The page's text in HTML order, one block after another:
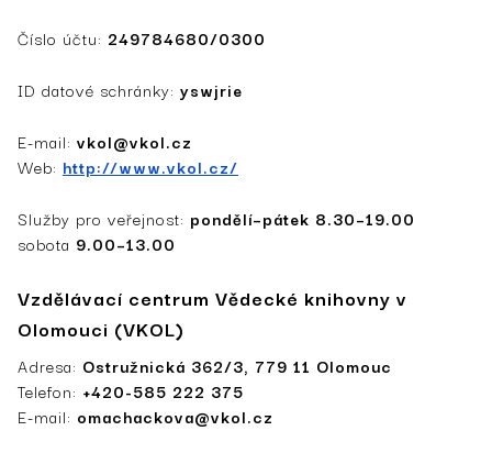
Číslo účtu: 249784680/0300
ID datové schránky­­: yswjrie
E-mail: vkol@vkol.cz
Web: http://www.vkol.cz/
Služby pro veřejnost: pondělí–pátek 8.30–19.00
sobota 9.00–13.00
Vzdělávací centrum Vědecké knihovny v
Olomouci (VKOL)
Adresa: Ostružnická 362/3, 779 11 Olomouc
Telefon: +420-585 222 375
E-mail: omachackova@vkol.cz